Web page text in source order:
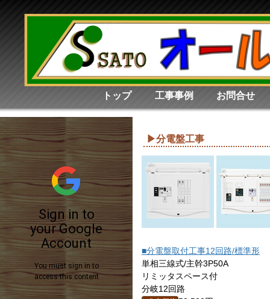
トップ 工事事例 お問合せ
▶分電盤工事
■分電盤取付工事12回路/標準形
単相三線式/主幹3P50A
リミッタスペース付
分岐12回路